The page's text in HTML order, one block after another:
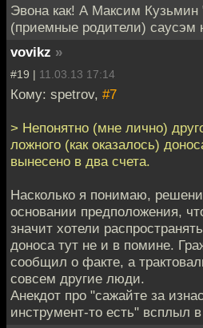
Эвона как! А Максим
(приемные родители) саусэм
vovikz »
#19 | 11.03.13 17:14
Кому: spetrov, #7
> Непонятно (мне лично)
ложного (как оказалось)
вынесено в два счета.
Насколько я понимаю,
основании предположения,
значит хотели
доноса тут не и в помине.
сообщил о факте, а
совсем другие люди.
Анекдот про "сажайте за
инструмент-то есть" всплыл